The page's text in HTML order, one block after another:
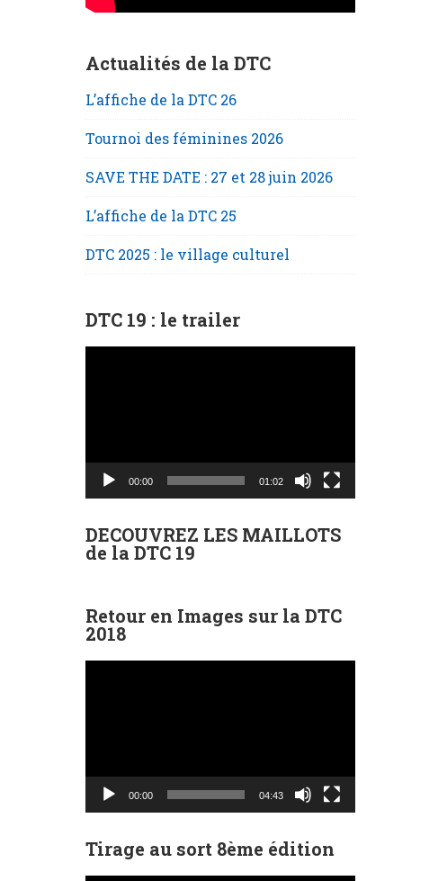
Actualités de la DTC
L’affiche de la DTC 26
Tournoi des féminines 2026
SAVE THE DATE : 27 et 28 juin 2026
L’affiche de la DTC 25
DTC 2025 : le village culturel
DTC 19 : le trailer
00:00 01:02
DECOUVREZ LES MAILLOTS
de la DTC 19
Retour en Images sur la DTC
2018
00:00 04:43
Tirage au sort 8ème édition